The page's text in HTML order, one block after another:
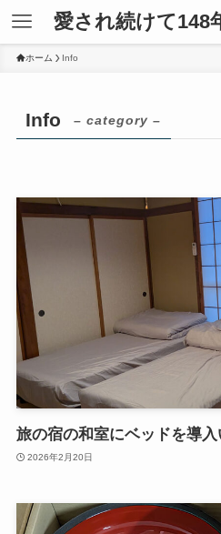
愛され続けて
ホーム Info
Info – category –
旅の宿の和室にベッドを導
2026年2月20日